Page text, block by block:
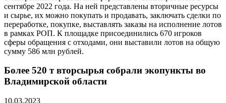
сентябре 2022 года. На ней представлены вторичные ресурсы
и сырье, их можно покупать и продавать, заключать сделки по
переработке, покупке, выставлять заказы на исполнение лотов
в рамках РОП. К площадке присоединились 670 игроков
сферы обращения с отходами, они выставили лотов на общую
сумму 586 млн рублей.
Более 520 т вторсырья собрали экопункты во
Владимирской области
10.03.2023